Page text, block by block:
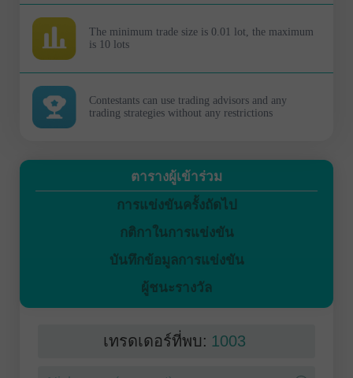
The minimum trade size is 0.01 lot, the maximum
is 10 lots
Contestants can use trading advisors and any
trading strategies without any restrictions
ตารางผู้เข้าร่วม
การแข่งขันครั้งถัดไป
กติกาในการแข่งขัน
บันทึกข้อมูลการแข่งขัน
ผู้ชนะรางวัล
เทรดเดอร์ที่พบ: 1003